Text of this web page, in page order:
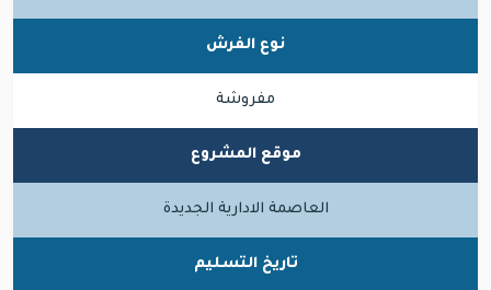
نوع الفرش
مفروشة
موقع المشروع
العاصمة الادارية الجديدة
تاريخ التسليم